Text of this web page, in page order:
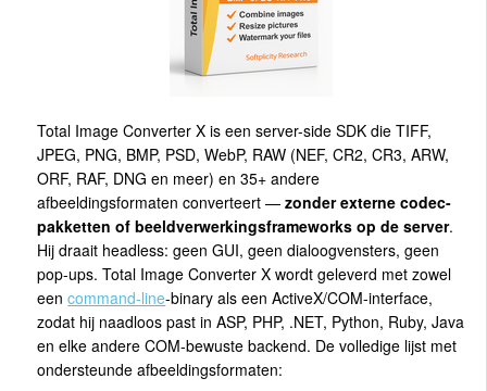
Total Image Converter X is een server-side SDK die TIFF,
JPEG, PNG, BMP, PSD, WebP, RAW (NEF, CR2, CR3, ARW,
ORF, RAF, DNG en meer) en 35+ andere
afbeeldingsformaten converteert —zonder externe codec-
pakketten of beeldverwerkingsframeworks op de server.
Hij draait headless: geen GUI, geen dialoogvensters, geen
pop-ups. Total Image Converter X wordt geleverd met zowel
eencommand-line-binary als een ActiveX/COM-interface,
zodat hij naadloos past in ASP, PHP, .NET, Python, Ruby, Java
en elke andere COM-bewuste backend. De volledige lijst met
ondersteunde afbeeldingsformaten: